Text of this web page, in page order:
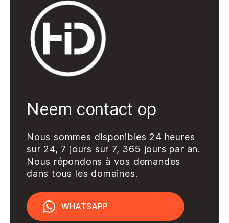
Neem contact op
Nous sommes disponibles 24 heures
sur 24, 7 jours sur 7, 365 jours par an.
Nous répondons à vos demandes
dans tous les domaines.
WHATSAPP